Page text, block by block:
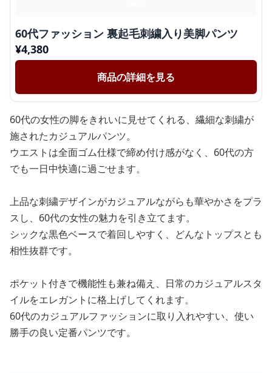
60代ファッション 裏起毛刺繍入り美脚パンツ
¥4,380
商品の詳細を見る
60代の女性の脚をきれいに見せてくれる、繊細な刺繍が
施されたカジュアルパンツ。
ウエストは全面ゴム仕様で締め付け感がなく、60代の方
でも一日中快適に過ごせます。
上品な刺繍デザインがカジュアルながらも華やかさをプラ
スし、60代の女性の魅力を引き立てます。
シックな黒色ベースで着回しやすく、どんなトップスとも
相性抜群です。
ポケット付きで機能性も兼ね備え、日常のカジュアルスタ
イルをエレガントに格上げしてくれます。
60代のカジュアルファッションに取り入れやすい、使い
勝手の良い定番パンツです。